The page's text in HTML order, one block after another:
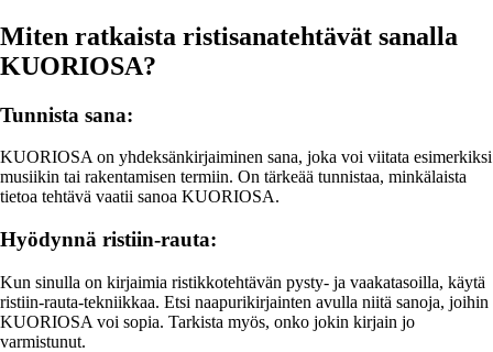
Miten ratkaista ristisanatehtävät sanalla
KUORIOSA?
Tunnista sana:
KUORIOSA on yhdeksänkirjaiminen sana, joka voi viitata esimerkiksi
musiikin tai rakentamisen termiin. On tärkeää tunnistaa, minkälaista
tietoa tehtävä vaatii sanoa KUORIOSA.
Hyödynnä ristiin-rauta:
Kun sinulla on kirjaimia ristikkotehtävän pysty- ja vaakatasoilla, käytä
ristiin-rauta-tekniikkaa. Etsi naapurikirjainten avulla niitä sanoja, joihin
KUORIOSA voi sopia. Tarkista myös, onko jokin kirjain jo
varmistunut.